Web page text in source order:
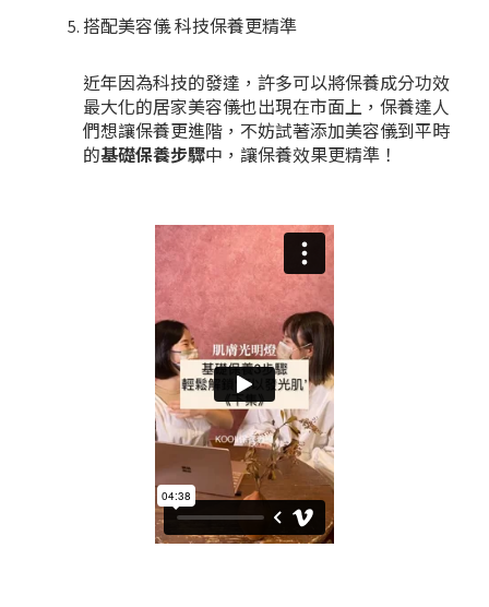
搭配美容儀 科技保養更精準
近年因為科技的發達，許多可以將保養成分功效
最大化的居家美容儀也出現在市面上，保養達人
們想讓保養更進階，不妨試著添加美容儀到平時
的基礎保養步驟中，讓保養效果更精準！